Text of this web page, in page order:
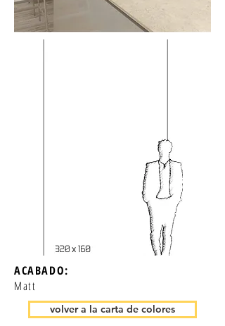
ACABADO:
Matt
volver a la carta de colores